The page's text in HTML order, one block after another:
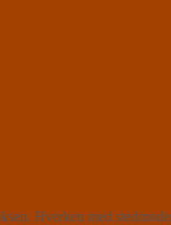
Hverken med